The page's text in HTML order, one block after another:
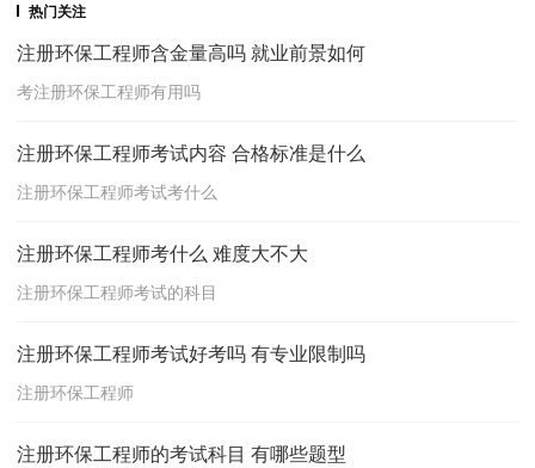
热门关注
注册环保工程师含金量高吗 就业前景如何
考注册环保工程师有用吗
注册环保工程师考试内容 合格标准是什么
注册环保工程师考试考什么
注册环保工程师考什么 难度大不大
注册环保工程师考试的科目
注册环保工程师考试好考吗 有专业限制吗
注册环保工程师
注册环保工程师的考试科目 有哪些题型